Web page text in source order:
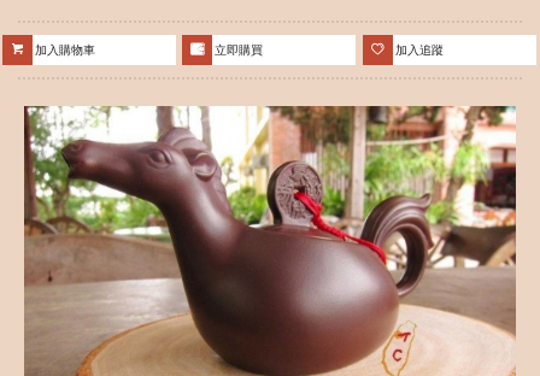
加入購物車 立即購買 加入追蹤